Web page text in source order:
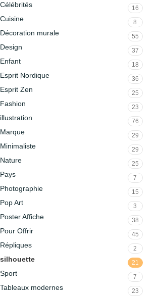
Célébrités 16
Cuisine 8
Décoration murale 55
Design 37
Enfant 18
Esprit Nordique 36
Esprit Zen 25
Fashion 23
illustration 76
Marque 29
Minimaliste 29
Nature 25
Pays 7
Photographie 15
Pop Art 3
Poster Affiche 38
Pour Offrir 45
Répliques 2
silhouette 21
Sport 7
Tableaux modernes 23